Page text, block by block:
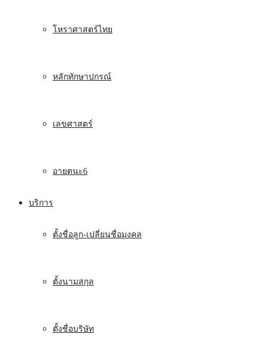
โหราศาสตร์ไทย
หลักทักษาปกรณ์
เลขศาสตร์
อายตนะ6
บริการ
ตั้งชื่อลูก-เปลี่ยนชื่อมงคล
ตั้งนามสกุล
ตั้งชื่อบริษัท